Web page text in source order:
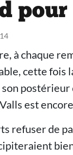
pour
à chaque
cette fois
est
refuser de